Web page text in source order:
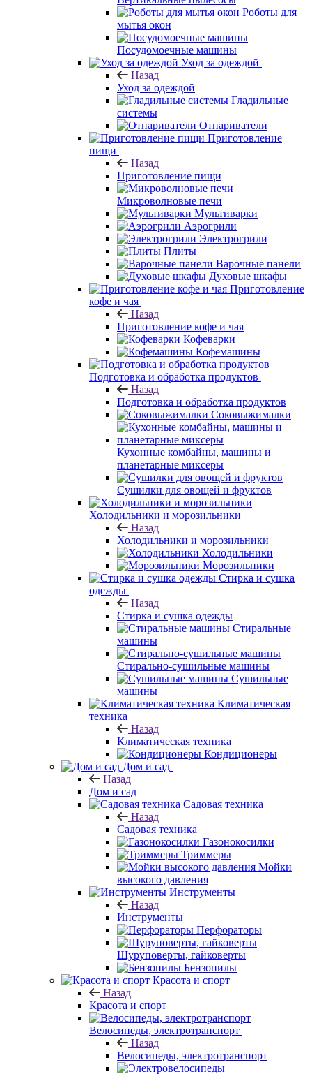
Роботы для
мытья окон
Посудомоечные машины
Уход за одеждой
Назад
Уход за одеждой
Гладильные
системы
Отпариватели
Приготовление
пищи
Назад
Приготовление пищи
Микроволновые печи
Мультиварки
Аэрогрили
Электрогрили
Плиты
Варочные панели
Духовые шкафы
Приготовление
кофе и чая
Назад
Приготовление кофе и чая
Кофеварки
Кофемашины
Подготовка и обработка продуктов
Назад
Подготовка и обработка продуктов
Соковыжималки
Кухонные комбайны, машины и
планетарные миксеры
Сушилки для овощей и фруктов
Холодильники и морозильники
Назад
Холодильники и морозильники
Холодильники
Морозильники
Стирка и сушка
одежды
Назад
Стирка и сушка одежды
Стиральные
машины
Стирально-сушильные машины
Сушильные
машины
Климатическая
техника
Назад
Климатическая техника
Кондиционеры
Дом и сад
Назад
Дом и сад
Садовая техника
Назад
Садовая техника
Газонокосилки
Триммеры
Мойки
высокого давления
Инструменты
Назад
Инструменты
Перфораторы
Шуруповерты, гайковерты
Бензопилы
Красота и спорт
Назад
Красота и спорт
Велосипеды, электротранспорт
Назад
Велосипеды, электротранспорт